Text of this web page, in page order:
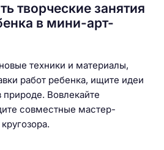
творческие занятия
в мини-арт-
техники и материалы,
работ ребенка, ищите идеи
природе. Вовлекайте
совместные мастер-